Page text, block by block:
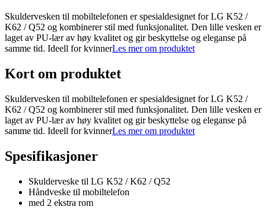
Skuldervesken til mobiltelefonen er spesialdesignet for LG K52 /
K62 / Q52 og kombinerer stil med funksjonalitet. Den lille vesken er
laget av PU-lær av høy kvalitet og gir beskyttelse og eleganse på
samme tid. Ideell for kvinnerLes mer om produktet
Kort om produktet
Skuldervesken til mobiltelefonen er spesialdesignet for LG K52 /
K62 / Q52 og kombinerer stil med funksjonalitet. Den lille vesken er
laget av PU-lær av høy kvalitet og gir beskyttelse og eleganse på
samme tid. Ideell for kvinnerLes mer om produktet
Spesifikasjoner
Skulderveske til LG K52 / K62 / Q52
Håndveske til mobiltelefon
med 2 ekstra rom